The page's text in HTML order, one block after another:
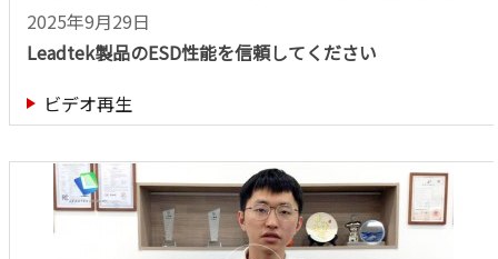
2025年9月29日
Leadtek製品のESD性能を信頼してください
ビデオ再生